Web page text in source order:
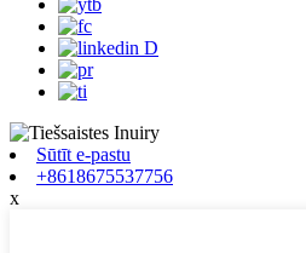
Sūtīt e-pastu
+8618675537756
x